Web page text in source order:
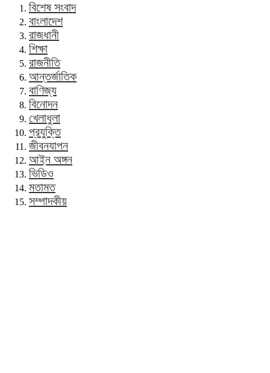
বিশেষ সংবাদ
বাংলাদেশ
রাজধানী
শিক্ষা
রাজনীতি
আন্তর্জাতিক
বাণিজ্য
বিনোদন
খেলাধুলা
প্রযুক্তি
জীবনযাপন
আইন অঙ্গন
ভিডিও
মতামত
সম্পাদকীয়